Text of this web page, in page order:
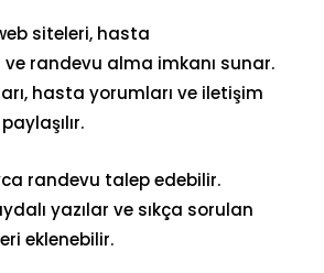
siteleri, hasta
ve randevu alma imkanı sunar.
hasta yorumları ve iletişim
randevu talep edebilir.
yazılar ve sıkça sorulan
eklenebilir.